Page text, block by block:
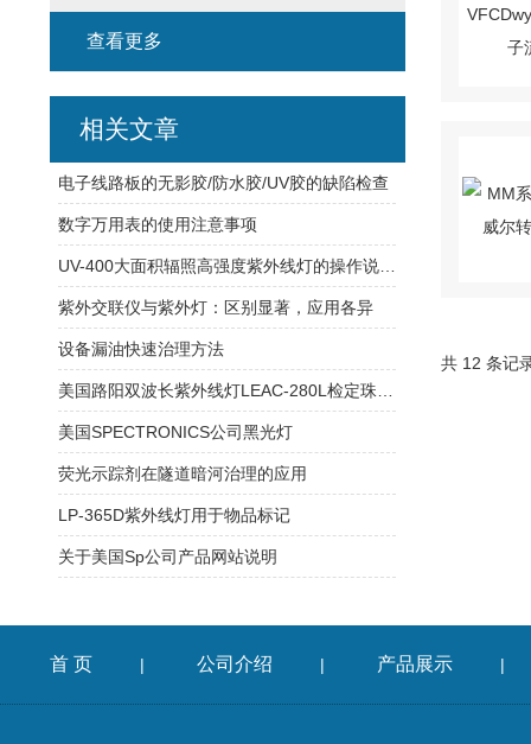
共 12 条记
查看更多
相关文章
电子线路板的无影胶/防水胶/UV胶的缺陷检查
数字万用表的使用注意事项
紫外交联仪与紫外灯：区别显著，应用各异
设备漏油快速治理方法
美国SPECTRONICS公司黑光灯
荧光示踪剂在隧道暗河治理的应用
LP-365D紫外线灯用于物品标记
关于美国Sp公司产品网站说明
首 页 | 公司介绍 | 产品展示 |